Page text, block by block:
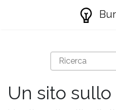
Un sito